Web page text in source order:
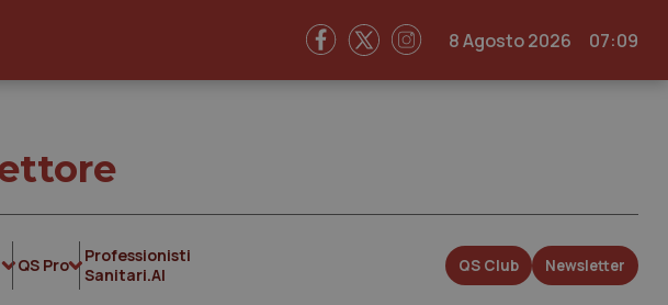
8 Agosto 2026 07:09
QS Pro
Professionisti
Sanitari.AI
QS Club Newsletter